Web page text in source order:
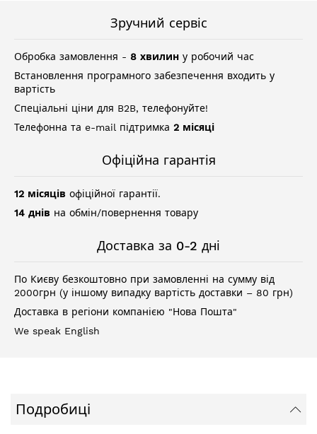
Зручний сервіс
Обробка замовлення - 8 хвилин у робочий час
Встановлення програмного забезпечення входить у
вартість
Спеціальні ціни для B2B, телефонуйте!
Телефонна та e-mail підтримка 2 місяці
Офіційна гарантія
12 місяців офіційної гарантії.
14 днів на обмін/повернення товару
Доставка за 0-2 дні
По Києву безкоштовно при замовленні на сумму від
2000грн (у іншому випадку вартість доставки – 80 грн)
Доставка в регіони компанією "Нова Пошта"
We speak English
Подробиці